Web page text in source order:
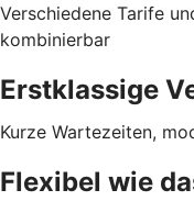
Verschiedene Tarife
kombinierbar
Erstklassige
Kurze Wartezeiten,
Flexibel wie